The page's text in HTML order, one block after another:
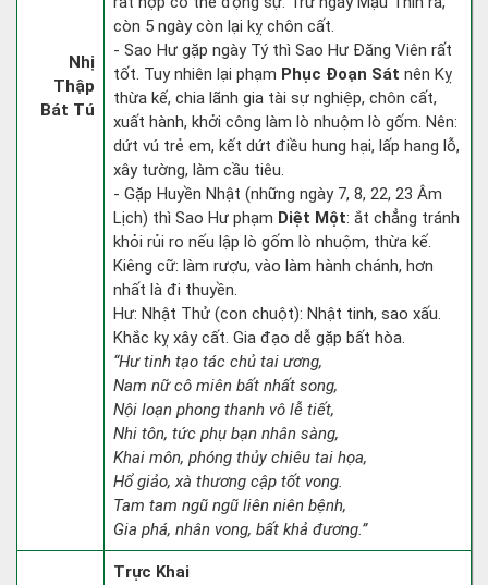
Nhị
Thập
Bát Tú
còn 5 ngày còn lại kỵ chôn cất.
- Sao Hư gặp ngày Tý thì Sao Hư Đăng Viên rất
tốt. Tuy nhiên lại phạm Phục Đoạn Sát nên Kỵ
thừa kế, chia lãnh gia tài sự nghiệp, chôn cất,
xuất hành, khởi công làm lò nhuộm lò gốm. Nên:
dứt vú trẻ em, kết dứt điều hung hại, lấp hang lỗ,
xây tường, làm cầu tiêu.
- Gặp Huyền Nhật (những ngày 7, 8, 22, 23 Âm
Lịch) thì Sao Hư phạm Diệt Một: ắt chẳng tránh
khỏi rủi ro nếu lập lò gốm lò nhuộm, thừa kế.
Kiêng cữ: làm rượu, vào làm hành chánh, hơn
nhất là đi thuyền.
Hư: Nhật Thử (con chuột): Nhật tinh, sao xấu.
Khắc kỵ xây cất. Gia đạo dễ gặp bất hòa.
“Hư tinh tạo tác chủ tai ương,
Nam nữ cô miên bất nhất song,
Nội loạn phong thanh vô lễ tiết,
Nhi tôn, tức phụ bạn nhân sàng,
Khai môn, phóng thủy chiêu tai họa,
Hổ giảo, xà thương cập tốt vong.
Tam tam ngũ ngũ liên niên bệnh,
Gia phá, nhân vong, bất khả đương.”
Trực Khai